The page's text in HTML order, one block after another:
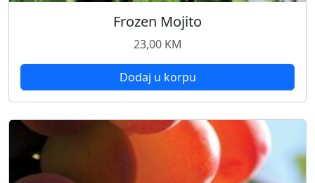
Frozen Mojito
23,00 KM
Dodaj u korpu